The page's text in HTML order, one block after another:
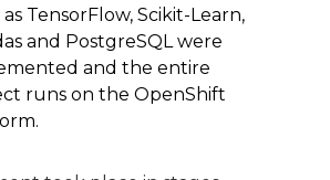
TensorFlow, Scikit-Learn,
and PostgreSQL were
and the entire
runs on the OpenShift